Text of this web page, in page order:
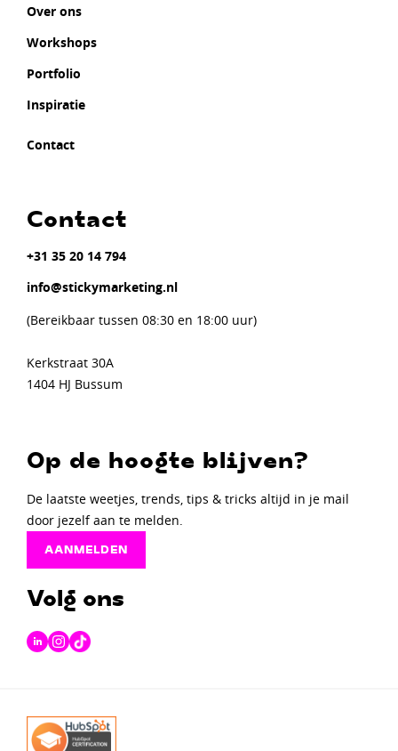
Over ons
Workshops
Portfolio
Inspiratie
Contact
Contact
+31 35 20 14 794
info@stickymarketing.nl
(Bereikbaar tussen 08:30 en 18:00 uur)
Kerkstraat 30A
1404 HJ Bussum
Op de hoogte blijven?
De laatste weetjes, trends, tips & tricks altijd in je mail
door jezelf aan te melden.
AANMELDEN
Volg ons